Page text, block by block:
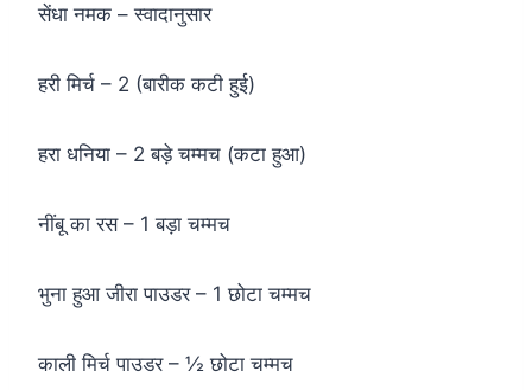
सेंधा नमक – स्वादानुसार
हरी मिर्च – 2 (बारीक कटी हुई)
हरा धनिया – 2 बड़े चम्मच (कटा हुआ)
नींबू का रस – 1 बड़ा चम्मच
भुना हुआ जीरा पाउडर – 1 छोटा चम्मच
काली मिर्च पाउडर – ½ छोटा चम्मच